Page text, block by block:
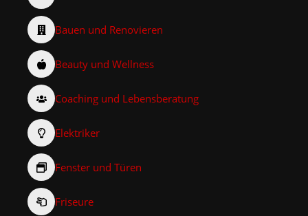
Bauen und Renovieren
Beauty und Wellness
Coaching und Lebensberatung
Elektriker
Fenster und Türen
Friseure